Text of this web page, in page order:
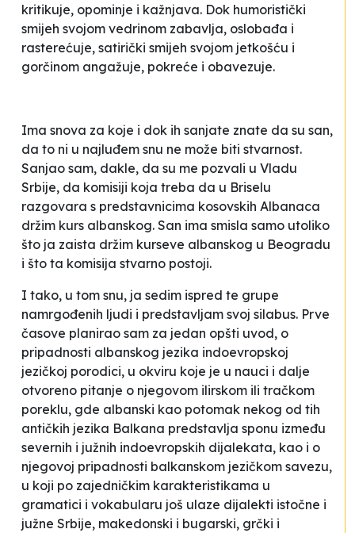
kritikuje, opominje i kažnjava. Dok humoristički
smijeh svojom vedrinom zabavlja, oslobađa i
rasterećuje, satirički smijeh svojom jetkošću i
gorčinom angažuje, pokreće i obavezuje.
Ima snova za koje i dok ih sanjate znate da su san,
da to ni u najluđem snu ne može biti stvarnost.
Sanjao sam, dakle, da su me pozvali u Vladu
Srbije, da komisiji koja treba da u Briselu
razgovara s predstavnicima kosovskih Albanaca
držim kurs albanskog. San ima smisla samo utoliko
što ja zaista držim kurseve albanskog u Beogradu
i što ta komisija stvarno postoji.
I tako, u tom snu, ja sedim ispred te grupe
namrgođenih ljudi i predstavljam svoj silabus. Prve
časove planirao sam za jedan opšti uvod, o
pripadnosti albanskog jezika indoevropskoj
jezičkoj porodici, u okviru koje je u nauci i dalje
otvoreno pitanje o njegovom ilirskom ili tračkom
poreklu, gde albanski kao potomak nekog od tih
antičkih jezika Balkana predstavlja sponu između
severnih i južnih indoevropskih dijalekata, kao i o
njegovoj pripadnosti balkanskom jezičkom savezu,
u koji po zajedničkim karakteristikama u
gramatici i vokabularu još ulaze dijalekti istočne i
južne Srbije, makedonski i bugarski, grčki i